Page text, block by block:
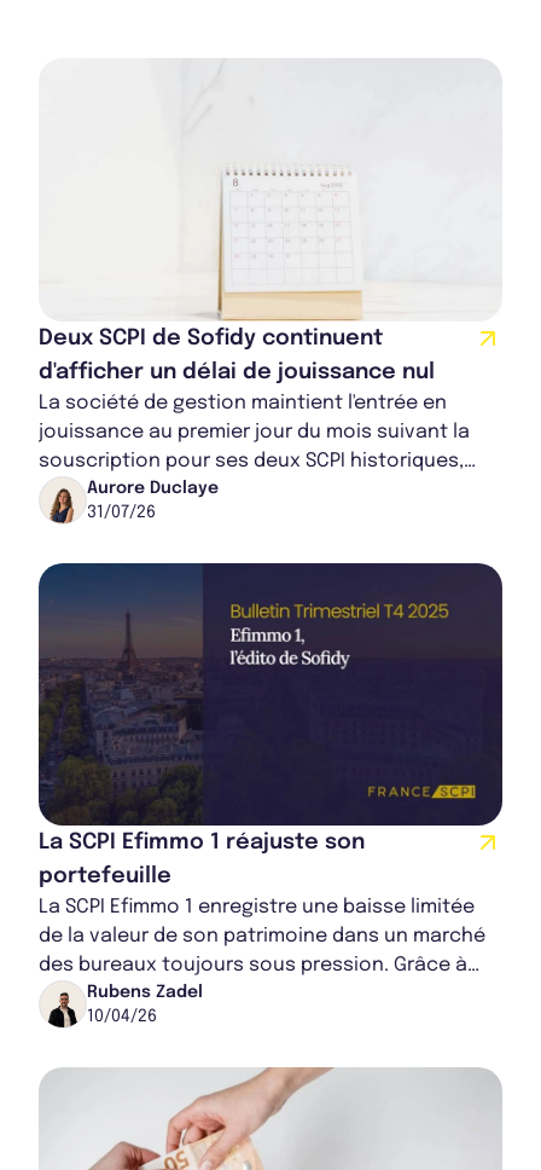
Bulletin 2024 T2
Bulletin 2024 T1
Bulletin 2023 T4
Bulletin 2023 T3
Rapport Annuel 2024
Rapport Annuel 2023
Deux SCPI de Sofidy continuent
d'afficher un délai de jouissance nul
La société de gestion maintient l'entrée en
jouissance au premier jour du mois suivant la
souscription pour ses deux SCPI historiques,
Immorente et Efimmo 1. Une mesure d'attractiv...
Aurore Duclaye
31/07/26
La SCPI Efimmo 1 réajuste son
portefeuille
La SCPI Efimmo 1 enregistre une baisse limitée
de la valeur de son patrimoine dans un marché
des bureaux toujours sous pression. Grâce à
une diversification partielle et des arbitr...
Rubens Zadel
10/04/26